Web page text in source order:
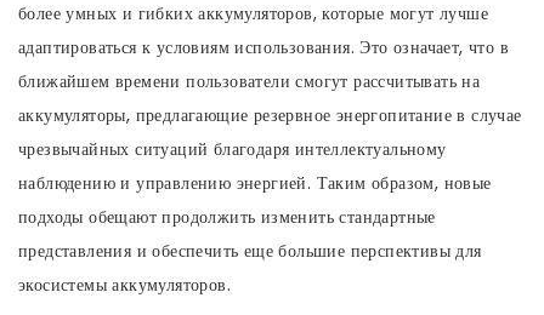
более умных и гибких аккумуляторов, которые могут лучше
адаптироваться к условиям использования. Это означает, что в
ближайшем времени пользователи смогут рассчитывать на
аккумуляторы, предлагающие резервное энергопитание в случае
чрезвычайных ситуаций благодаря интеллектуальному
наблюдению и управлению энергией. Таким образом, новые
подходы обещают продолжить изменить стандартные
представления и обеспечить еще большие перспективы для
экосистемы аккумуляторов.